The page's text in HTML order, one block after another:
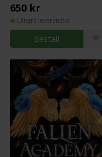
650 kr
Längre leveranstid
Beställ